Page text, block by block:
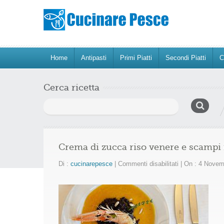
Home Antipasti Primi Piatti Secondi Piatti
Cerca ricetta
Crema di zucca riso venere e
Di : cucinarepesce Commenti disabilitati su
di
zucca
riso
venere
On : 4